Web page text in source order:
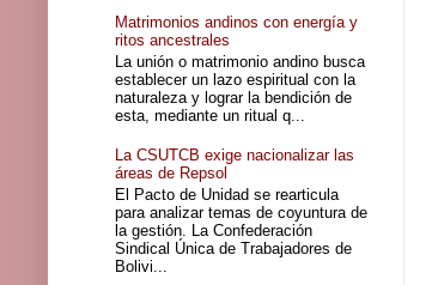
Matrimonios andinos con energía y
ritos ancestrales
La unión o matrimonio andino busca
establecer un lazo espiritual con la
naturaleza y lograr la bendición de
esta, mediante un ritual q...
La CSUTCB exige nacionalizar las
áreas de Repsol
El Pacto de Unidad se rearticula
para analizar temas de coyuntura de
la gestión. La Confederación
Sindical Única de Trabajadores de
Bolivi...